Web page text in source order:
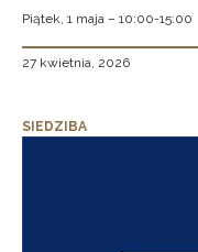
Piątek, 1 maja – 10:00-15:00
27 kwietnia, 2026
SIEDZIBA